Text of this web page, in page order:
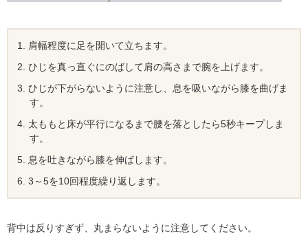
肩幅程度に足を開いて立ちます。
ひじを真っ直ぐにのばして肩の高さまで腕を上げます。
ひじが下がらないように注意し、息を吸いながら膝を曲げま
す。
太ももと床が平行になるまで腰を落としたら5秒キープしま
す。
息を吐きながら膝を伸ばします。
3～5を10回程度繰り返します。
背中は反りすぎず、丸まらないように注意してください。